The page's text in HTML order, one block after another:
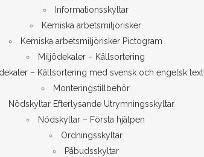
Informationsskyltar
Kemiska arbetsmiljörisker
Kemiska arbetsmiljörisker Pictogram
Miljödekaler – Källsortering
– Källsortering med svensk och engelsk text
Monteringstillbehör
Nödskyltar Efterlysande Utrymningsskyltar
Nödskyltar – Första hjälpen
Ordningsskyltar
Påbudsskyltar